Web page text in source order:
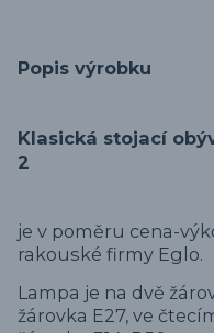
Popis výrobku
Klasická stojací
2
je v poměru cena-
rakouské firmy Eglo.
Lampa je na dvě
žárovka E27, ve